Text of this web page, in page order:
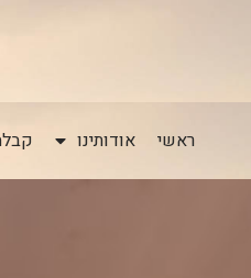
ראשי אודותינו